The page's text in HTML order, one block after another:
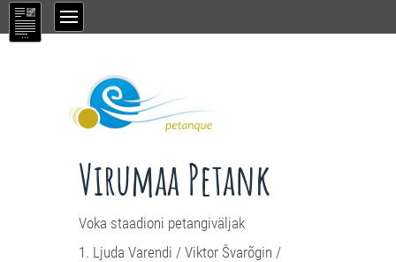
Virumaa Petank
Voka staadioni petangiväljak
1. Ljuda Varendi / Viktor Švarõgin /